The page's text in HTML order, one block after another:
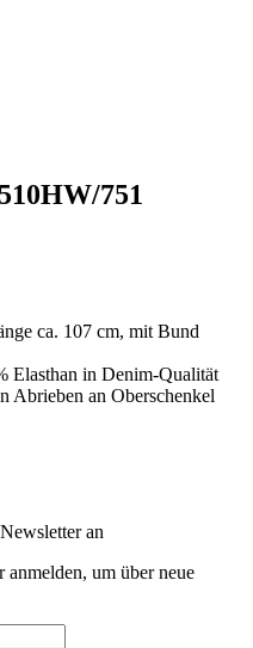
751
ca. 107 cm, mit Bund
Elasthan in Denim-Qualität
Abrieben an Oberschenkel
an
anmelden, um über neue